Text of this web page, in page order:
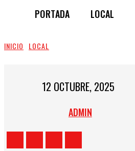
PORTADA LOCAL
INICIO LOCAL
12 OCTUBRE, 2025
ADMIN